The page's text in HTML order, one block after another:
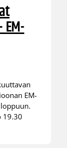
EM-
19.30